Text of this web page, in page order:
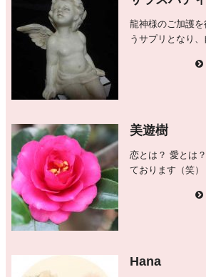
龍神様のご加護
うサプリとなり
美遊樹
恋とは？ 愛とは
ております（笑）
Hana